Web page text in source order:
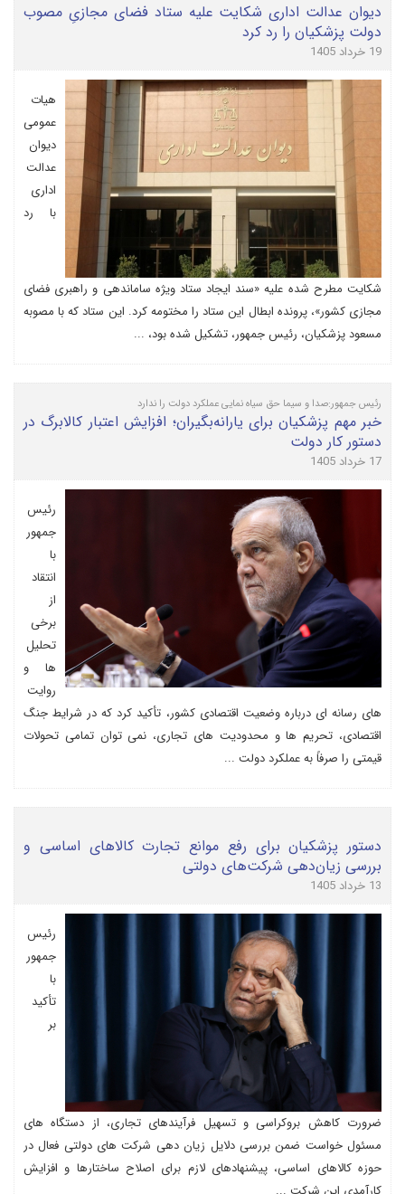
دیوان عدالت اداری شکایت علیه ستاد فضای مجازیِ مصوب
دولت پزشکیان را رد کرد
19 خرداد 1405
هیات
عمومی
دیوان
عدالت
اداری
با رد
شکایت مطرح شده علیه «سند ایجاد ستاد ویژه ساماندهی و راهبری فضای
مجازی کشور»، پرونده ابطال این ستاد را مختومه کرد. این ستاد که با مصوبه
مسعود پزشکیان، رئیس جمهور، تشکیل شده بود، ...
رئیس جمهور:صدا و سیما حق سیاه نمایی عملکرد دولت را ندارد
خبر مهم پزشکیان برای یارانه‌بگیران؛ افزایش اعتبار کالابرگ در
دستور کار دولت
17 خرداد 1405
رئیس
جمهور
با
انتقاد
از
برخی
تحلیل
ها و
روایت
های رسانه ای درباره وضعیت اقتصادی کشور، تأکید کرد که در شرایط جنگ
اقتصادی، تحریم ها و محدودیت های تجاری، نمی توان تمامی تحولات
قیمتی را صرفاً به عملکرد دولت ...
دستور پزشکیان برای رفع موانع تجارت کالاهای اساسی و
بررسی زیان‌دهی شرکت‌های دولتی
13 خرداد 1405
رئیس
جمهور
با
تأکید
بر
ضرورت کاهش بروکراسی و تسهیل فرآیندهای تجاری، از دستگاه های
مسئول خواست ضمن بررسی دلایل زیان دهی شرکت های دولتی فعال در
حوزه کالاهای اساسی، پیشنهادهای لازم برای اصلاح ساختارها و افزایش